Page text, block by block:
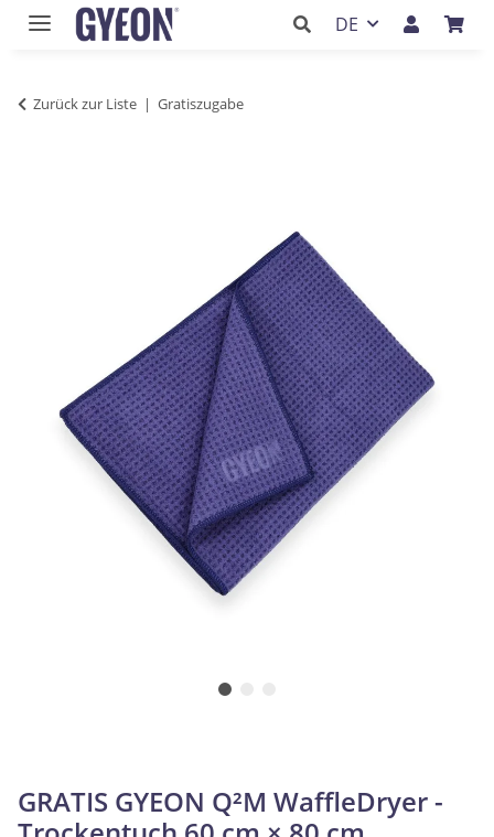
DE
Zurück zur Liste Gratiszugabe
GRATIS GYEON Q²M WaffleDryer -